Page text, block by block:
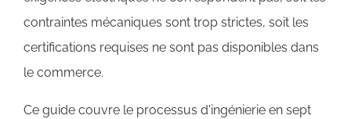
contraintes mécaniques sont trop strictes, soit les
certifications requises ne sont pas disponibles dans
le commerce.
Ce guide couvre le processus d'ingénierie en sept